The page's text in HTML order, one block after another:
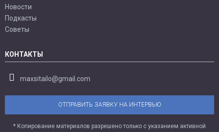
Новости
Подкасты
Советы
КОНТАКТЫ
maxsitailo@gmail.com
ОТПРАВИТЬ ЗАЯВКУ НА ИНТЕРВЬЮ
* Копирование материалов разрешено только с указанием активной